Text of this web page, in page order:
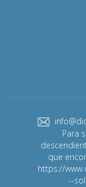
Para
que
https://
--